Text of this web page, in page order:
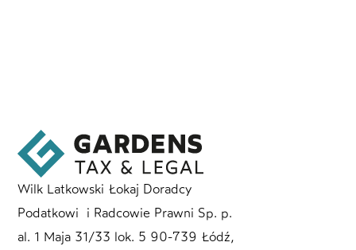
Wilk Latkowski Łokaj Doradcy
Podatkowi i Radcowie Prawni Sp. p.
al. 1 Maja 31/33 lok. 5 90-739 Łódź,